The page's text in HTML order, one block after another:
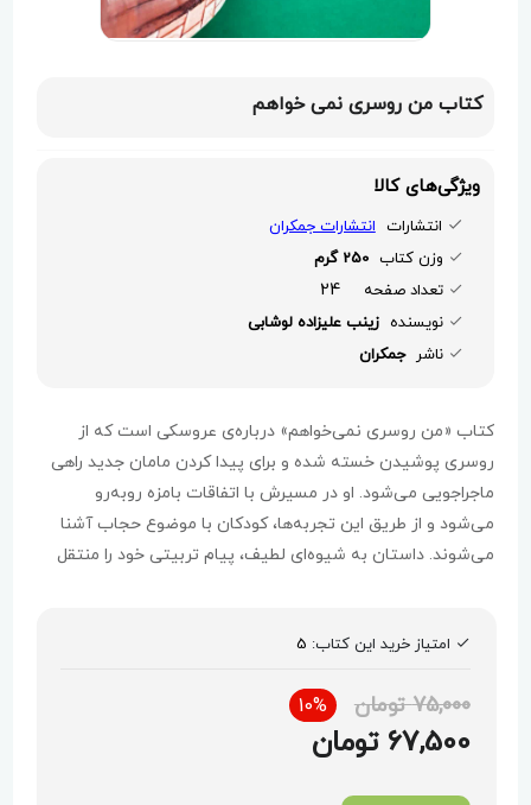
کتاب من روسری نمی خواهم
ویژگی‌های کالا
انتشارات انتشارات جمکران
وزن کتاب 250 گرم
تعداد صفحه
24
نویسنده زینب علیزاده لوشابی
ناشر جمکران
کتاب «من روسری نمی‌خواهم» درباره‌ی عروسکی است که از
روسری پوشیدن خسته شده و برای پیدا کردن مامان جدید راهی
ماجراجویی می‌شود. او در مسیرش با اتفاقات بامزه روبه‌رو
می‌شود و از طریق این تجربه‌ها، کودکان با موضوع حجاب آشنا
می‌شوند. داستان به شیوه‌ای لطیف، پیام تربیتی خود را منتقل
امتیاز خرید این کتاب: 5
75,000 تومان 10%
67,500 تومان